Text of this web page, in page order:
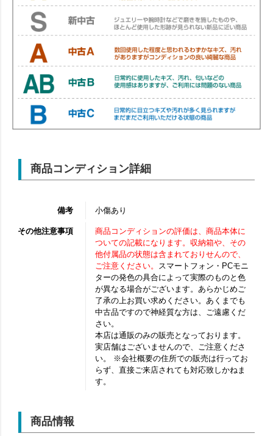
商品コンディション詳細
備考 小傷あり
その他注意事項
商品コンディションの評価は、商品本体に
ついての記載になります。収納箱や、その
他付属品の状態は含まれておりせんので、
ご注意ください。 スマートフォン・PCモニ
ターの発色の具合によって実際のものと色
が異なる場合がございます。あらかじめご
了承の上お買い求めください。あくまでも
中古品ですので神経質な方は、ご遠慮くだ
さい。
本店は通販のみの販売となっております。
実店舗はございませんので、ご注意くださ
い。 ※会社概要の住所での販売は行ってお
らず、直接ご来店されても対応致しかねま
す。
商品情報